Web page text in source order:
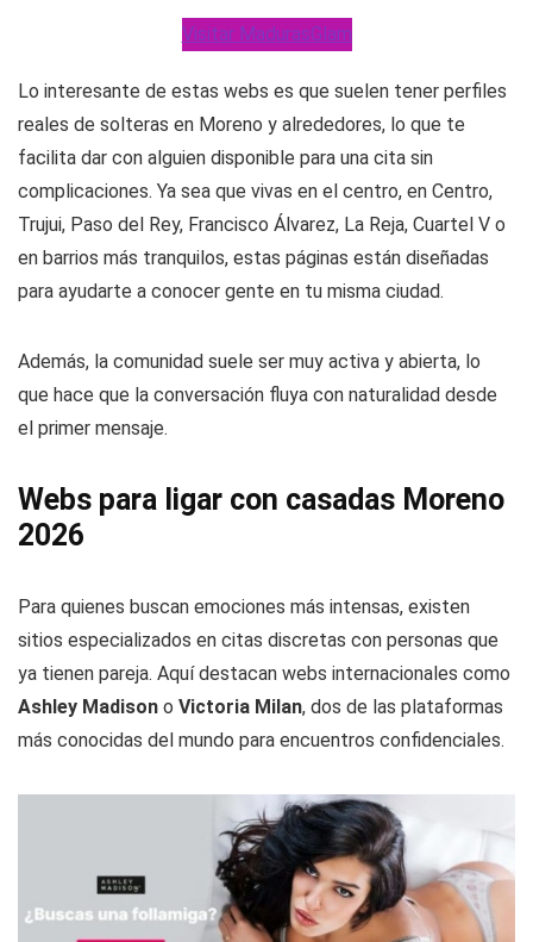
Visitar MadurasGlam
Lo interesante de estas webs es que suelen tener perfiles
reales de solteras en Moreno y alrededores, lo que te
facilita dar con alguien disponible para una cita sin
complicaciones. Ya sea que vivas en el centro, en Centro,
Trujui, Paso del Rey, Francisco Álvarez, La Reja, Cuartel V o
en barrios más tranquilos, estas páginas están diseñadas
para ayudarte a conocer gente en tu misma ciudad.
Además, la comunidad suele ser muy activa y abierta, lo
que hace que la conversación fluya con naturalidad desde
el primer mensaje.
Webs para ligar con casadas Moreno
2026
Para quienes buscan emociones más intensas, existen
sitios especializados en citas discretas con personas que
ya tienen pareja. Aquí destacan webs internacionales como
Ashley Madison o Victoria Milan, dos de las plataformas
más conocidas del mundo para encuentros confidenciales.